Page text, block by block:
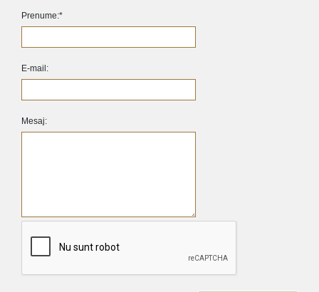
Prenume:*
E-mail:
Mesaj: